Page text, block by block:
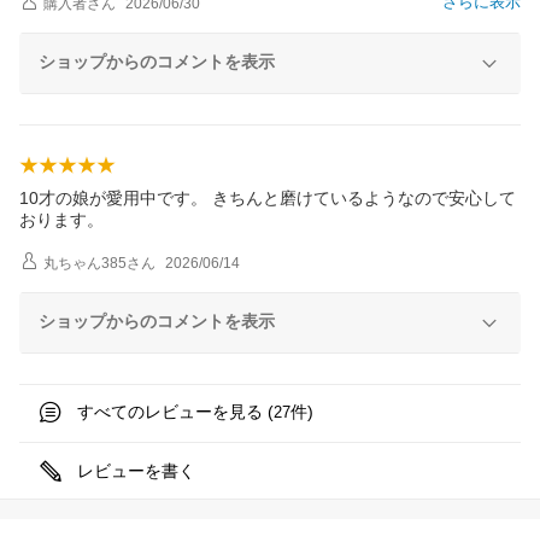
ショップからのコメントを表示
10才の娘が愛用中です。 きちんと磨けているようなので安心して
おります。
丸ちゃん385さん 2026/06/14
ショップからのコメントを表示
すべてのレビューを見る (27件)
レビューを書く